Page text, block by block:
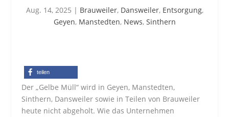
Aug. 14, 2025 | Brauweiler, Dansweiler, Entsorgung,
Geyen, Manstedten, News, Sinthern
teilen
Der „Gelbe Müll“ wird in Geyen, Manstedten,
Sinthern, Dansweiler sowie in Teilen von Brauweiler
heute nicht abgeholt. Wie das Unternehmen